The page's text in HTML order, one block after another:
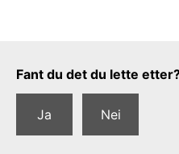
Tilbakemeldingsskjema
Fant du det du lette
Ja Nei